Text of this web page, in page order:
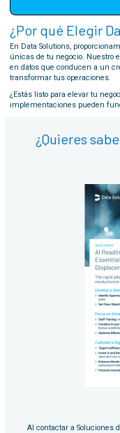
¿Por qué Elegir
En Data Solutions,
únicas de tu negocio. Nuestro
en datos que conducen a un
transformar tus operaciones.
¿Estás listo para elevar tu
implementaciones pueden
¿Quieres
Al contactar a Soluciones